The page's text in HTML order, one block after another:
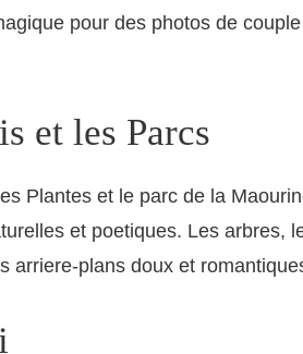
pour des photos de
et les Parcs
Plantes et le parc de la
et poetiques. Les arbres,
arriere-plans doux et